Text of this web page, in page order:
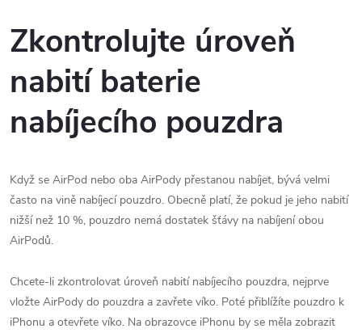
Zkontrolujte úroveň
nabití baterie
nabíjecího pouzdra
Když se AirPod nebo oba AirPody přestanou nabíjet, bývá velmi
často na vině nabíjecí pouzdro. Obecně platí, že pokud je jeho nabití
nižší než 10 %, pouzdro nemá dostatek šťávy na nabíjení obou
AirPodů.
Chcete-li zkontrolovat úroveň nabití nabíjecího pouzdra, nejprve
vložte AirPody do pouzdra a zavřete víko. Poté přiblížíte pouzdro k
iPhonu a otevřete víko. Na obrazovce iPhonu by se měla zobrazit